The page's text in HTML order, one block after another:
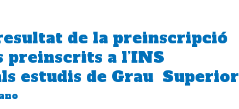
de la preinscripció
preinscrits a l’INS
estudis de Grau Superior